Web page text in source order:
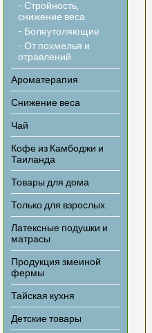
- Стройность,
снижение веса
- Болеутоляющие
- От похмелья и
отравлений
Ароматерапия
Снижение веса
Чай
Кофе из Камбоджи и
Таиланда
Товары для дома
Только для взрослых
Латексные подушки и
матрасы
Продукция змеиной
фермы
Тайская кухня
Детские товары